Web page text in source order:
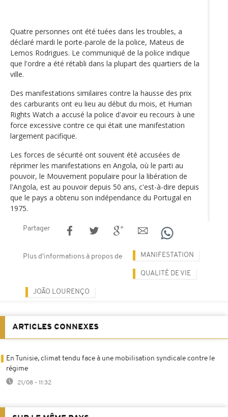
Quatre personnes ont été tuées dans les troubles, a
déclaré mardi le porte-parole de la police, Mateus de
Lemos Rodrigues. Le communiqué de la police indique
que l'ordre a été rétabli dans la plupart des quartiers de la
ville.
Des manifestations similaires contre la hausse des prix
des carburants ont eu lieu au début du mois, et Human
Rights Watch a accusé la police d'avoir eu recours à une
force excessive contre ce qui était une manifestation
largement pacifique.
Les forces de sécurité ont souvent été accusées de
réprimer les manifestations en Angola, où le parti au
pouvoir, le Mouvement populaire pour la libération de
l'Angola, est au pouvoir depuis 50 ans, c'est-à-dire depuis
que le pays a obtenu son indépendance du Portugal en
1975.
Partager
Plus d'informations à propos de MANIFESTATION
QUALITÉ DE VIE
JOÃO LOURENÇO
ARTICLES CONNEXES
En Tunisie, climat tendu face à une mobilisation syndicale contre le
régime
21/08 - 11:32